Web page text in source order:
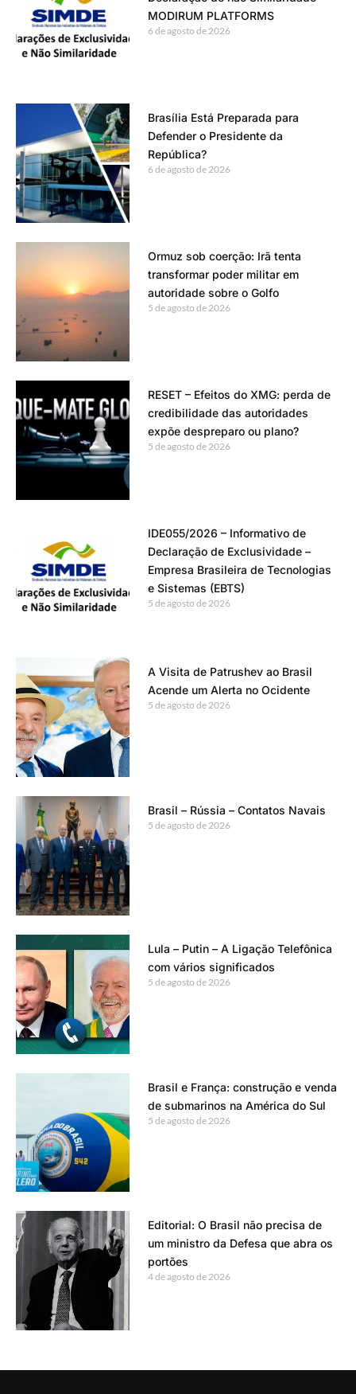
MODIRUM PLATFORMS
6 de agosto de 2026
Brasília Está Preparada para
Defender o Presidente da
República?
6 de agosto de 2026
Ormuz sob coerção: Irã tenta
transformar poder militar em
autoridade sobre o Golfo
5 de agosto de 2026
RESET – Efeitos do XMG: perda de
credibilidade das autoridades
expõe despreparo ou plano?
5 de agosto de 2026
IDE055/2026 – Informativo de
Declaração de Exclusividade –
Empresa Brasileira de Tecnologias
e Sistemas (EBTS)
5 de agosto de 2026
A Visita de Patrushev ao Brasil
Acende um Alerta no Ocidente
5 de agosto de 2026
Brasil – Rússia – Contatos Navais
5 de agosto de 2026
Lula – Putin – A Ligação Telefônica
com vários significados
5 de agosto de 2026
Brasil e França: construção e venda
de submarinos na América do Sul
5 de agosto de 2026
Editorial: O Brasil não precisa de
um ministro da Defesa que abra os
portões
4 de agosto de 2026